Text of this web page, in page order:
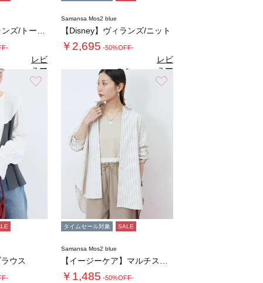
（1）
レビ
ュー
を見
る
Samansa Mos2 blue
【Disney】ヴィランズ/ニット
￥2,695 -50%OFF-
5.0（2）
レビ
ュー
を見
る
ウス
タイムセール対象 SALE
Samansa Mos2 blue
￥1,485 -50%OFF-